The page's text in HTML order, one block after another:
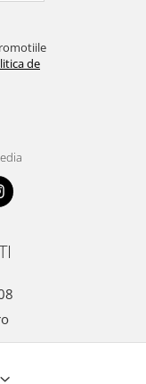
de